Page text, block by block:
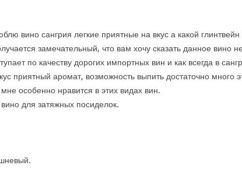
вино сангрия легкие приятные на вкус а какой глинтвейн
замечательный, что вам хочу сказать данное вино
по качеству дорогих импортных вин и как всегда в
приятный аромат, возможность выпить достаточно много
особенно нравится в этих видах вин.
для затяжных посиделок.